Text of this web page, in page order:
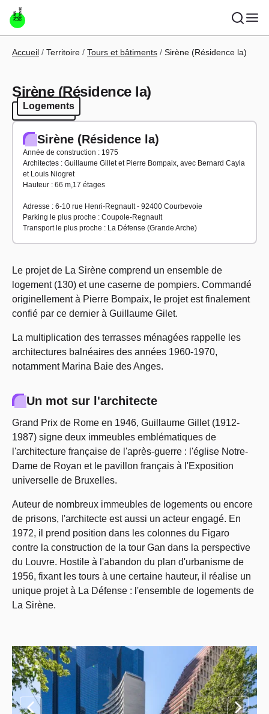
Aller au contenu principal
Fil d'Ariane
Accueil Territoire Tours et bâtiments Sirène (Résidence la)
Sirène (Résidence la)
Logements
Logements
Sirène (Résidence la)
Année de construction : 1975
Architectes : Guillaume Gillet et Pierre Bompaix, avec Bernard Cayla
et Louis Niogret
Hauteur : 66 m,17 étages
Adresse : 6-10 rue Henri-Regnault - 92400 Courbevoie
Parking le plus proche : Coupole-Regnault
Transport le plus proche : La Défense (Grande Arche)
Le projet de La Sirène comprend un ensemble de
logement (130) et une caserne de pompiers. Commandé
originellement à Pierre Bompaix, le projet est finalement
confié par ce dernier à Guillaume Gilet.
La multiplication des terrasses ménagées rappelle les
architectures balnéaires des années 1960-1970,
notamment Marina Baie des Anges.
Un mot sur l'architecte
Grand Prix de Rome en 1946, Guillaume Gillet (1912-
1987) signe deux immeubles emblématiques de
l'architecture française de l'après-guerre : l'église Notre-
Dame de Royan et le pavillon français à l'Exposition
universelle de Bruxelles.
Auteur de nombreux immeubles de logements ou encore
de prisons, l'architecte est aussi un acteur engagé. En
1972, il prend position dans les colonnes du Figaro
contre la construction de la tour Gan dans la perspective
du Louvre. Hostile à l'abandon du plan d'urbanisme de
1956, fixant les tours à une certaine hauteur, il réalise un
unique projet à La Défense : l'ensemble de logements de
La Sirène.